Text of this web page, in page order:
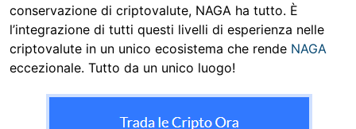
conservazione di criptovalute, NAGA ha tutto. È
l’integrazione di tutti questi livelli di esperienza nelle
criptovalute in un unico ecosistema che rende NAGA
eccezionale. Tutto da un unico luogo!